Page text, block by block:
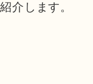
介します。